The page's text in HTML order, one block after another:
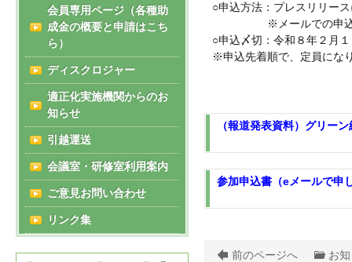
○申込方法：プレスリリー
※メールでの申込みの
○申込〆切：令和８年２月
※申込先着順で、定員にな
（報道発表資料）グリー
参加申込書（eメールで申
前のページへ お
会員専用ページ（各種助
成金の概要と申請はこち
ら）
ディスクロジャー
適正化実施機関からのお
知らせ
引越運送
会議室・研修室利用案内
ご意見お問い合わせ
リンク集